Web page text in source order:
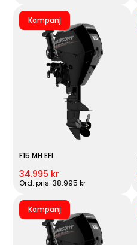
Kampanj
F15 MH EFI
34.995 kr
Ord. pris: 38.995 kr
Kampanj